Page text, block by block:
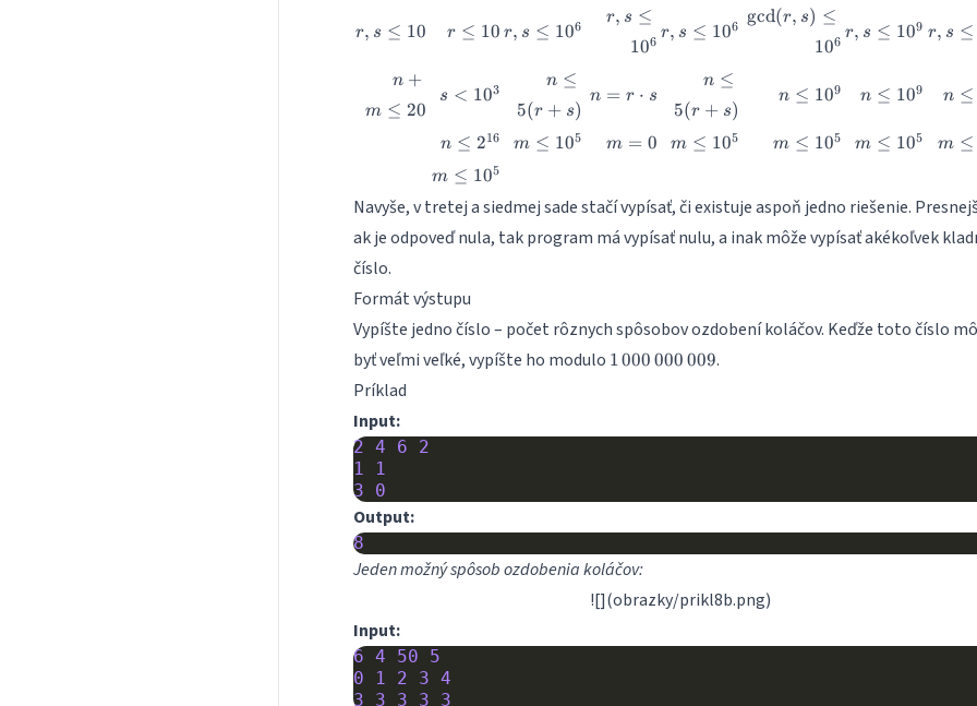
r, s
r, s ≤ 10
r
r ≤ 10
r, s
r, s ≤ 106
r, s
\leq
10^6
r, s ≤
106
r, s
r, s ≤ 106
\gcd(r,
s)\leq
gcd(r, s) ≤
106
r, s
r, s ≤ 109
r, s
r, s ≤
n +
m
\leq
n +
m ≤ 20
s <
s < 103
n
\leq
5(r
+ s)
n ≤
5(r + s)
n =
n = r ⋅ s
n
\leq
5(r
+ s)
n ≤
5(r + s)
n
10^9
n ≤ 109
n
10^9
n ≤ 109 n ≤
n \leq
2^{16}
n ≤ 216
m
m ≤ 105
m
m = 0
m
m ≤ 105
m
m ≤ 105
m
m ≤ 105
m
m ≤
m
10^5
m ≤ 105
Navyše, v tretej a siedmej sade stačí vypísať, či existuje aspoň jedno riešenie.
ak je odpoveď nula, tak program má vypísať nulu, a inak môže vypísať akékoľvek
číslo.
Formát výstupu
Vypíšte jedno číslo – počet rôznych spôsobov ozdobení koláčov. Keďže toto číslo
byť veľmi veľké, vypíšte ho modulo 1\,000\,000\,009
1000 000 009.
Príklad
Input:
2 4 6
2
1
1
3
0
Output:
8
Jeden možný spôsob ozdobenia koláčov:
![](obrazky/prikl8b.png)
Input:
6 4 50
5
0
1 2 3 4
3
3 3 3 3